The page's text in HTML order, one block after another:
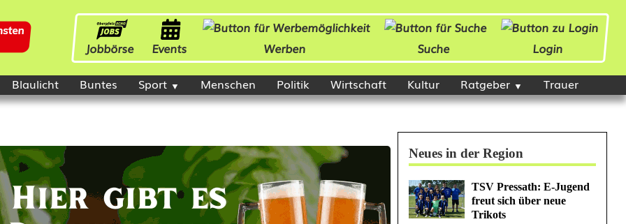
Jobbörse Events Werben Suche Login
Blaulicht Buntes Sport Menschen Politik Wirtschaft Kultur Ratgeber Trauer
Neues in der Region
TSV Pressath: E-Jugend
freut sich über neue
Trikots